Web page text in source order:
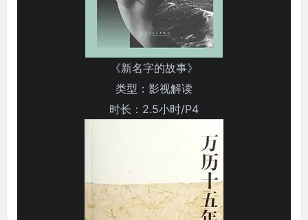
《新名字的故事》
类型：影视解读
时长：2.5小时/P4